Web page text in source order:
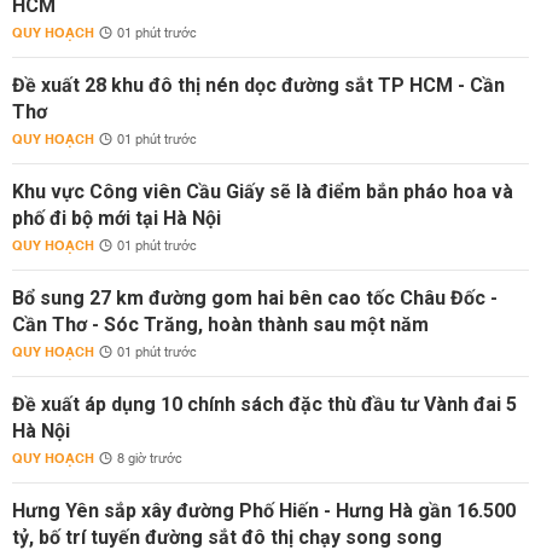
HCM
QUY HOẠCH 01 phút trước
Đề xuất 28 khu đô thị nén dọc đường sắt TP HCM - Cần
Thơ
QUY HOẠCH 01 phút trước
Khu vực Công viên Cầu Giấy sẽ là điểm bắn pháo hoa và
phố đi bộ mới tại Hà Nội
QUY HOẠCH 01 phút trước
Bổ sung 27 km đường gom hai bên cao tốc Châu Đốc -
Cần Thơ - Sóc Trăng, hoàn thành sau một năm
QUY HOẠCH 01 phút trước
Đề xuất áp dụng 10 chính sách đặc thù đầu tư Vành đai 5
Hà Nội
QUY HOẠCH 8 giờ trước
Hưng Yên sắp xây đường Phố Hiến - Hưng Hà gần 16.500
tỷ, bố trí tuyến đường sắt đô thị chạy song song